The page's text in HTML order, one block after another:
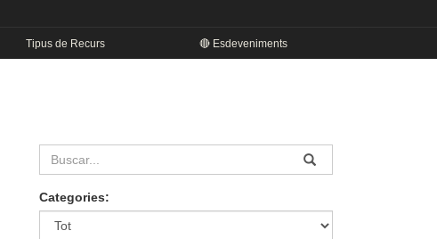
Tipus de Recurs 🔴 Esdeveniments
Categories: